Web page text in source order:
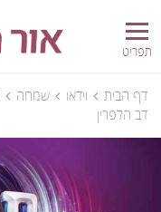
תפריט
דף הבית וידאו שמחה
דב הלפרין